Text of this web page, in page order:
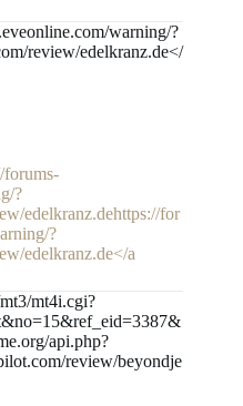
warning/?
review/edelkranz.de</
forums-
?
edelkranz.dehttps://for
?
edelkranz.de</a
mt4i.cgi?
api.php?
review/beyondje